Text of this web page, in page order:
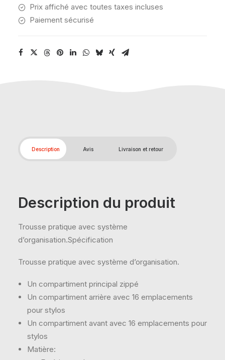
Prix affiché avec toutes taxes incluses
Paiement sécurisé
Description Avis Livraison et retour
Description du produit
Trousse pratique avec système
d’organisation.Spécification
Trousse pratique avec système d’organisation.
Un compartiment principal zippé
Un compartiment arrière avec 16 emplacements
pour stylos
Un compartiment avant avec 16 emplacements pour
stylos
Matière: